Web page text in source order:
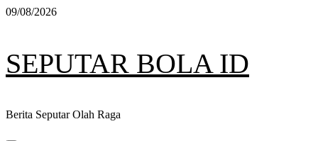
Skip
09/08/2026
SEPUTAR BOLA ID
Berita Seputar Olah Raga